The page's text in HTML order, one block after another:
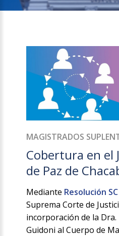
MAGISTRADOS
Cobertura en el
de Paz de
Mediante Resolución
Suprema Corte de
incorporación de la Dra.
Guidoni al Cuerpo de